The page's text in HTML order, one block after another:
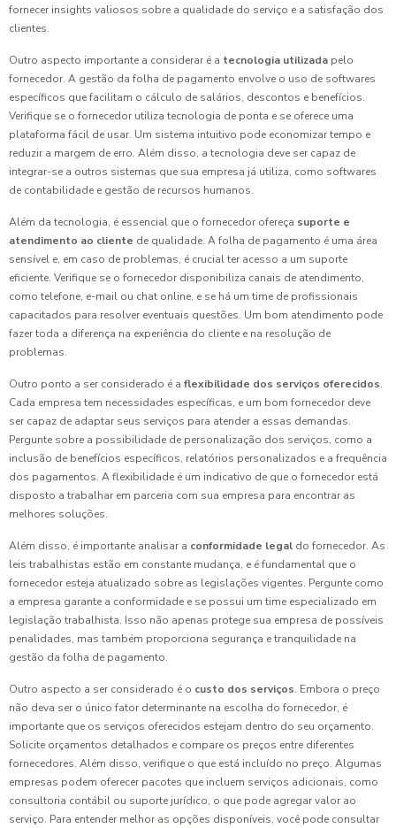
fornecer insights valiosos sobre a qualidade do serviço e a satisfação dos
clientes.
Outro aspecto importante a considerar é a tecnologia utilizada pelo
fornecedor. A gestão da folha de pagamento envolve o uso de softwares
específicos que facilitam o cálculo de salários, descontos e benefícios.
Verifique se o fornecedor utiliza tecnologia de ponta e se oferece uma
plataforma fácil de usar. Um sistema intuitivo pode economizar tempo e
reduzir a margem de erro. Além disso, a tecnologia deve ser capaz de
integrar-se a outros sistemas que sua empresa já utiliza, como softwares
de contabilidade e gestão de recursos humanos.
Além da tecnologia, é essencial que o fornecedor ofereça suporte e
atendimento ao cliente de qualidade. A folha de pagamento é uma área
sensível e, em caso de problemas, é crucial ter acesso a um suporte
eficiente. Verifique se o fornecedor disponibiliza canais de atendimento,
como telefone, e-mail ou chat online, e se há um time de profissionais
capacitados para resolver eventuais questões. Um bom atendimento pode
fazer toda a diferença na experiência do cliente e na resolução de
problemas.
Outro ponto a ser considerado é a flexibilidade dos serviços oferecidos.
Cada empresa tem necessidades específicas, e um bom fornecedor deve
ser capaz de adaptar seus serviços para atender a essas demandas.
Pergunte sobre a possibilidade de personalização dos serviços, como a
inclusão de benefícios específicos, relatórios personalizados e a frequência
dos pagamentos. A flexibilidade é um indicativo de que o fornecedor está
disposto a trabalhar em parceria com sua empresa para encontrar as
melhores soluções.
Além disso, é importante analisar a conformidade legal do fornecedor. As
leis trabalhistas estão em constante mudança, e é fundamental que o
fornecedor esteja atualizado sobre as legislações vigentes. Pergunte como
a empresa garante a conformidade e se possui um time especializado em
legislação trabalhista. Isso não apenas protege sua empresa de possíveis
penalidades, mas também proporciona segurança e tranquilidade na
gestão da folha de pagamento.
Outro aspecto a ser considerado é o custo dos serviços. Embora o preço
não deva ser o único fator determinante na escolha do fornecedor, é
importante que os serviços oferecidos estejam dentro do seu orçamento.
Solicite orçamentos detalhados e compare os preços entre diferentes
fornecedores. Além disso, verifique o que está incluído no preço. Algumas
empresas podem oferecer pacotes que incluem serviços adicionais, como
consultoria contábil ou suporte jurídico, o que pode agregar valor ao
serviço. Para entender melhor as opções disponíveis, você pode consultar